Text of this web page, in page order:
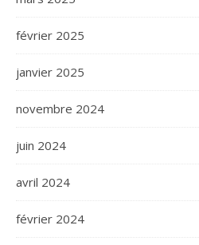
février 2025
janvier 2025
novembre 2024
juin 2024
avril 2024
février 2024